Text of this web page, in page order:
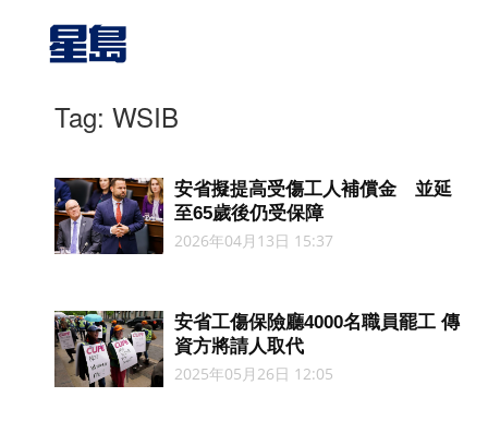
Tag: WSIB
安省擬提高受傷工人補償金 並延
至65歲後仍受保障
2026年04月13日 15:37
安省工傷保險廳4000名職員罷工 傳
資方將請人取代
2025年05月26日 12:05